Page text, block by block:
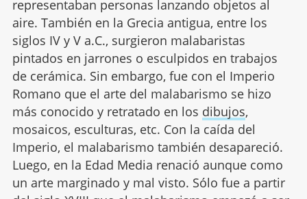
representaban personas lanzando objetos al
aire. También en la Grecia antigua, entre los
siglos IV y V a.C., surgieron malabaristas
pintados en jarrones o esculpidos en trabajos
de cerámica. Sin embargo, fue con el Imperio
Romano que el arte del malabarismo se hizo
más conocido y retratado en los dibujos,
mosaicos, esculturas, etc. Con la caída del
Imperio, el malabarismo también desapareció.
Luego, en la Edad Media renació aunque como
un arte marginado y mal visto. Sólo fue a partir